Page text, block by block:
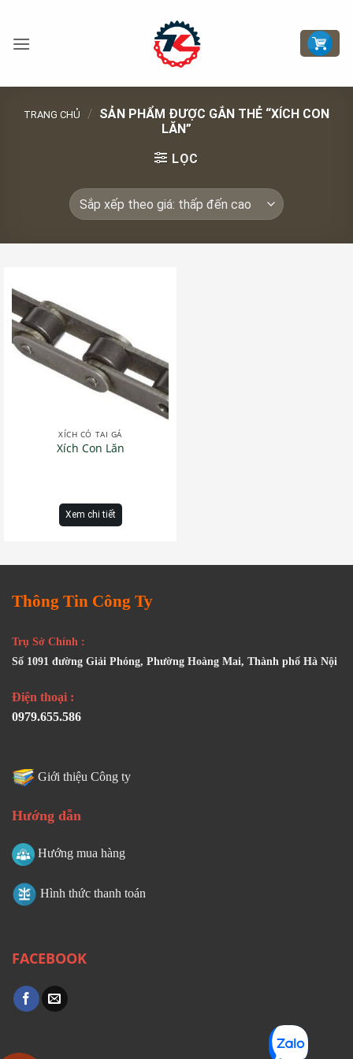
nội
TRANG CHỦ / SẢN PHẨM ĐƯỢC GẮN THẺ “XÍCH CON
LĂN”
LỌC
XÍCH CÓ TAI GÁ
Xích Con Lăn
Xem chi tiết
Thông Tin Công Ty
Trụ Sở Chính :
Số 1091 đường Giải Phóng, Phường Hoàng Mai, Thành phố Hà Nội
Điện thoại :
0979.655.586
Giới thiệu Công ty
Hướng dẫn
Hướng mua hàng
Hình thức thanh toán
FACEBOOK